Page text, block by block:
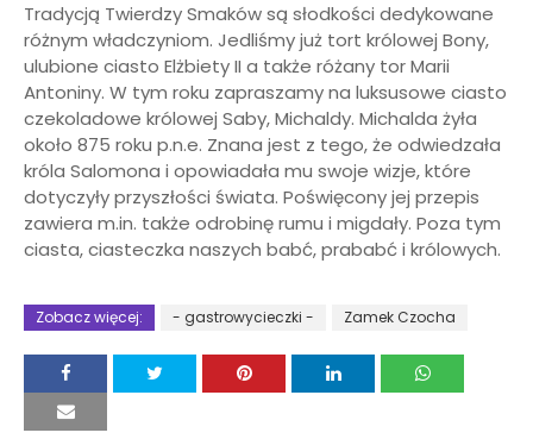
Tradycją Twierdzy Smaków są słodkości dedykowane
różnym władczyniom. Jedliśmy już tort królowej Bony,
ulubione ciasto Elżbiety II a także różany tor Marii
Antoniny. W tym roku zapraszamy na luksusowe ciasto
czekoladowe królowej Saby, Michaldy. Michalda żyła
około 875 roku p.n.e. Znana jest z tego, że odwiedzała
króla Salomona i opowiadała mu swoje wizje, które
dotyczyły przyszłości świata. Poświęcony jej przepis
zawiera m.in. także odrobinę rumu i migdały. Poza tym
ciasta, ciasteczka naszych babć, prababć i królowych.
Zobacz więcej: - gastrowycieczki - Zamek Czocha